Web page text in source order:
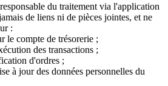
du traitement via l'application
de liens ni de pièces jointes, et ne
:
le compte de trésorerie ;
des transactions ;
d'ordres ;
à jour des données personnelles du